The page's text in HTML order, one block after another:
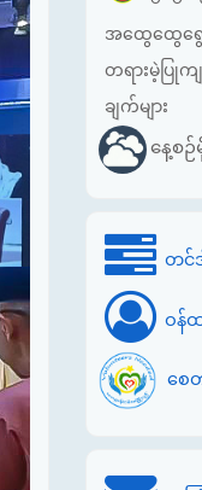
အထွေထွေရွေ
တရားမဲ့ပြုက
ချက်များ
နေ့စ
တင်ဒ
ဝန်ထ
စေ